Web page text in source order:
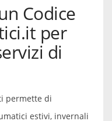
Codice
per
di
permette di
estivi, invernali